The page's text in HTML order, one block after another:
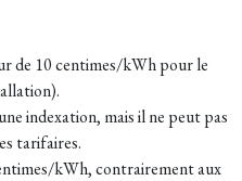
de 10 centimes/kWh pour le
indexation, mais il ne peut pas
tarifaires.
kWh, contrairement aux